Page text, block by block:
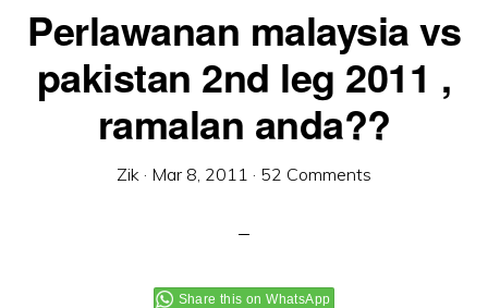
Perlawanan malaysia vs
pakistan 2nd leg 2011 ,
ramalan anda??
Zik · Mar 8, 2011 · 52 Comments
Share this on WhatsApp